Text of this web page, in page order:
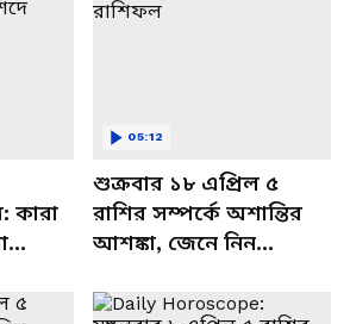
কারা
শুক্রবার ১৮ এপ্রিল ৫
রাশির সম্পর্কে অশান্তির
আশঙ্কা, জেনে নিন
05:12